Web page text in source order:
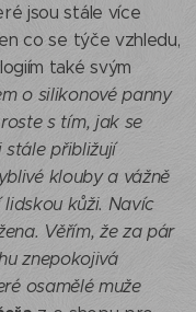
jsou stále více
co se týče vzhledu,
také svým
o silikonové panny
s tím, jak se
stále přibližují
klouby a vážně
kůži. Navíc
Věřím, že za pár
znepokojivá
osamělé muže